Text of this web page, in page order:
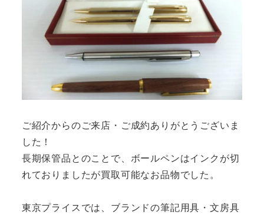
ご紹介からのご来店・ご成約ありがとうございま
した！
長期保管品とのことで、ボールペンはインクが切
れておりましたが買取可能なお品物でした。
東京プライスでは、ブランドの筆記用具・文房具